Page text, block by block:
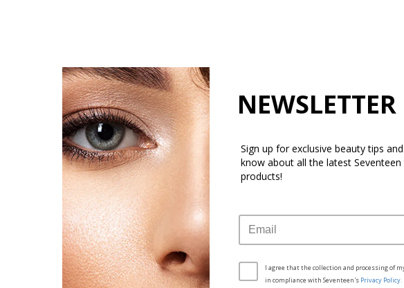
NEWSLETTER
Sign up for exclusive beauty tips
know about all the latest Seventeen
products!
I agree that the collection and processing of
in compliance with Seventeen's Privacy Policy.